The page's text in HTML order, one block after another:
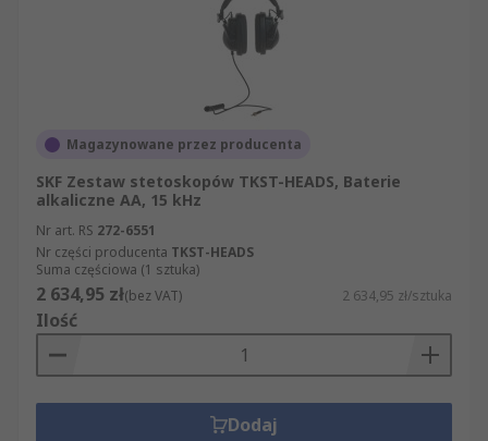
Magazynowane przez producenta
SKF Zestaw stetoskopów TKST-HEADS, Baterie
alkaliczne AA, 15 kHz
Nr art. RS 272-6551
Nr części producenta TKST-HEADS
Suma częściowa (1 sztuka)
2 634,95 zł(bez VAT) 2 634,95 zł/sztuka
Ilość
Dodaj